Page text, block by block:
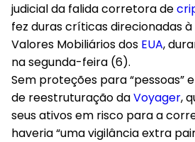
judicial da falida corretora de
fez duras críticas direcionadas à
Valores Mobiliários dos EUA,
na segunda-feira (6).
Sem proteções para “pessoas”
de reestruturação daVoyager,
seus ativos em risco para a
haveria “uma vigilância extra